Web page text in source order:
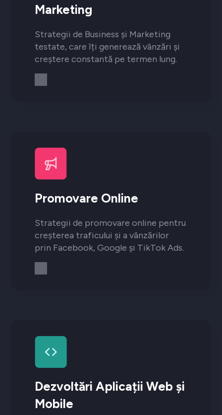
Marketing
Strategii de Business și Marketing
testate, care îți generează vânzări și
creștere constantă pe termen lung.
Promovare Online
Strategii de promovare online pentru
creșterea traficului și a vânzărilor
prin Facebook, Google și TikTok Ads.
Dezvoltări Aplicații Web și
Mobile